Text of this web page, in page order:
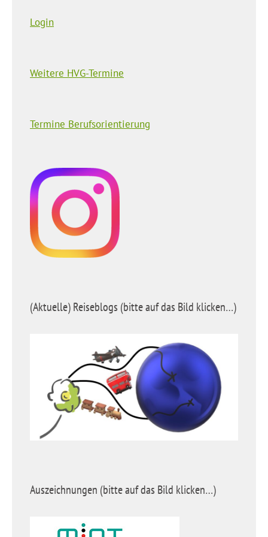
Login
Weitere HVG-Termine
Termine Berufsorientierung
(Aktuelle) Reiseblogs (bitte auf das Bild klicken…)
Auszeichnungen (bitte auf das Bild klicken…)